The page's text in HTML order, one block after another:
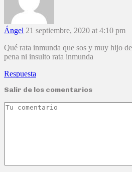
Ángel 21 septiembre, 2020 at 4:10 pm
Qué rata inmunda que sos y muy hijo
pena ni insulto rata inmunda
Respuesta
Salir de los comentarios